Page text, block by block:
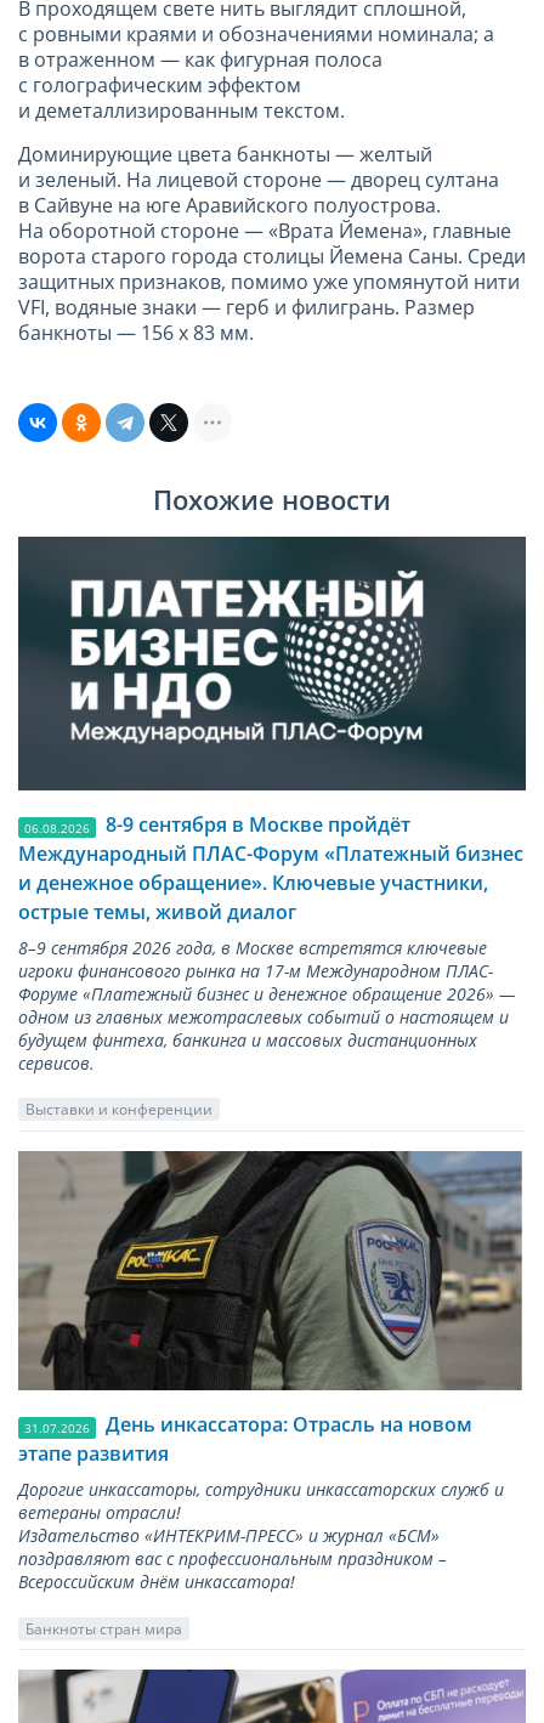
В проходящем свете нить выглядит сплошной,
с ровными краями и обозначениями номинала; а
в отраженном — как фигурная полоса
с голографическим эффектом
и деметаллизированным текстом.
Доминирующие цвета банкноты — желтый
и зеленый. На лицевой стороне — дворец султана
в Сайвуне на юге Аравийского полуострова.
На оборотной стороне — «Врата Йемена», главные
ворота старого города столицы Йемена Саны. Среди
защитных признаков, помимо уже упомянутой нити
VFI, водяные знаки — герб и филигрань. Размер
банкноты — 156 х83 мм.
Похожие новости
06.08.2026
8-9 сентября в Москве пройдёт
Международный ПЛАС-Форум «Платежный бизнес
и денежное обращение». Ключевые участники,
острые темы, живой диалог
8–9 сентября 2026 года, в Москве встретятся ключевые
игроки финансового рынка на 17-м Международном ПЛАС-
Форуме «Платежный бизнес и денежное обращение 2026» —
одном из главных межотраслевых событий о настоящем и
будущем финтеха, банкинга и массовых дистанционных
сервисов.
Выставки и конференции
31.07.2026
День инкассатора: Отрасль на новом
этапе развития
Дорогие инкассаторы, сотрудники инкассаторских служб и
ветераны отрасли!
Издательство «ИНТЕКРИМ-ПРЕСС» и журнал «БСМ»
поздравляют вас с профессиональным праздником –
Всероссийским днём инкассатора!
Банкноты стран мира